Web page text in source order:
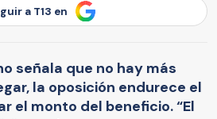
a T13 en
señala que no hay más
la oposición endurece el
el monto del beneficio. “El